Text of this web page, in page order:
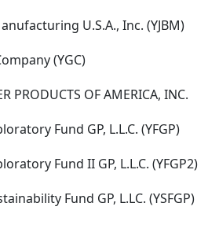
U.S.A., Inc. (YJBM)
(YGC)
PRODUCTS OF AMERICA, INC.
Fund GP, L.L.C. (YFGP)
Fund II GP, L.L.C. (YFGP2)
Fund GP, L.LC. (YSFGP)